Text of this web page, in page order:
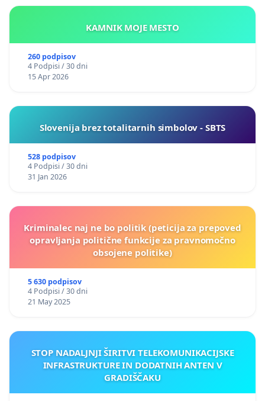
KAMNIK MOJE MESTO
260 podpisov
4 Podpisi / 30 dni
15 Apr 2026
Slovenija brez totalitarnih simbolov - SBTS
528 podpisov
4 Podpisi / 30 dni
31 Jan 2026
Kriminalec naj ne bo politik (peticija za prepoved
opravljanja politične funkcije za pravnomočno
obsojene politike)
5 630 podpisov
4 Podpisi / 30 dni
21 May 2025
STOP NADALJNJI ŠIRITVI TELEKOMUNIKACIJSKE
INFRASTRUKTURE IN DODATNIH ANTEN V
GRADIŠČAKU